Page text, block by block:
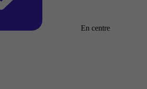
En centre